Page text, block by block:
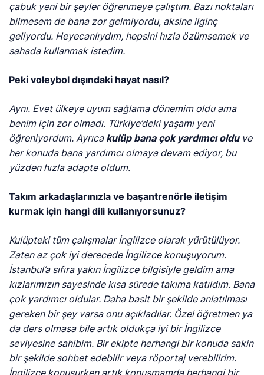
çabuk yeni bir şeyler öğrenmeye çalıştım. Bazı noktaları
bilmesem de bana zor gelmiyordu, aksine ilginç
geliyordu. Heyecanlıydım, hepsini hızla özümsemek ve
sahada kullanmak istedim.
Peki voleybol dışındaki hayat nasıl?
Aynı. Evet ülkeye uyum sağlama dönemim oldu ama
benim için zor olmadı. Türkiye’deki yaşamı yeni
öğreniyordum. Ayrıcakulüp bana çok yardımcı olduve
her konuda bana yardımcı olmaya devam ediyor, bu
yüzden hızla adapte oldum.
Takım arkadaşlarınızla ve başantrenörle iletişim
kurmak için hangi dili kullanıyorsunuz?
Kulüpteki tüm çalışmalar İngilizce olarak yürütülüyor.
Zaten az çok iyi derecede İngilizce konuşuyorum.
İstanbul’a sıfıra yakın İngilizce bilgisiyle geldim ama
kızlarımızın sayesinde kısa sürede takıma katıldım. Bana
çok yardımcı oldular. Daha basit bir şekilde anlatılması
gereken bir şey varsa onu açıkladılar. Özel öğretmen ya
da ders olmasa bile artık oldukça iyi bir İngilizce
seviyesine sahibim. Bir ekipte herhangi bir konuda sakin
bir şekilde sohbet edebilir veya röportaj verebilirim.